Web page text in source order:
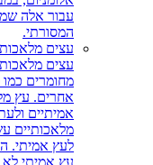
עבור אלה
המסורתי.
עצים
עצים
מחומרים כמו
אחרים. עץ
אמיתיים
מלאכותיים
לעץ אמיתי.
עץ אמיתי לא